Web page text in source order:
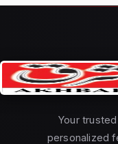
Your
personalized